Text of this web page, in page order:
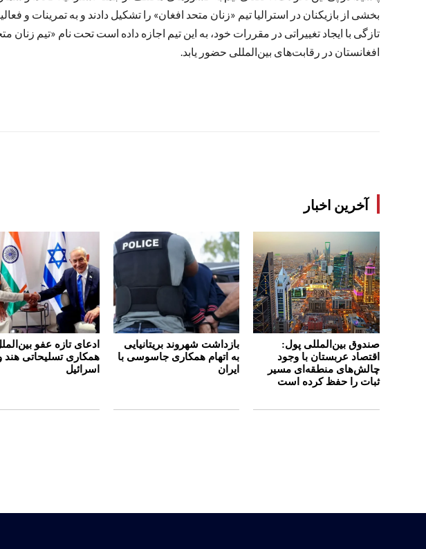
بخشی از بازیکنان در استرالیا تیم «زنان متحد افغان» را تشکیل دادند و به تمرینات و
تازگی با ایجاد تغییراتی در مقررات خود، به این تیم اجازه داده است تحت نام «تیم زنان
افغانستان در رقابت‌های بین‌المللی حضور یابد.
آخرین اخبار
صندوق بین‌المللی پول:
اقتصاد عربستان با وجود
چالش‌های منطقه‌ای مسیر
ثبات را حفظ کرده است
بازداشت شهروند بریتانیایی
به اتهام همکاری جاسوسی با
ایران
ادعای تازه عفو
همکاری تسلیحاتی هند
اسرائیل